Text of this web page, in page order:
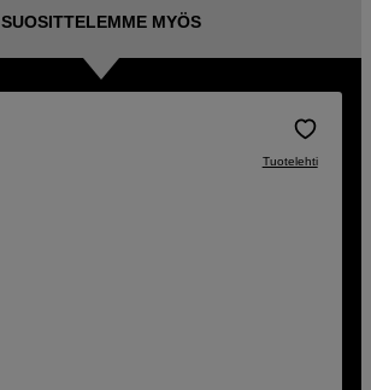
SUOSITTELEMME MYÖS
Tuotelehti